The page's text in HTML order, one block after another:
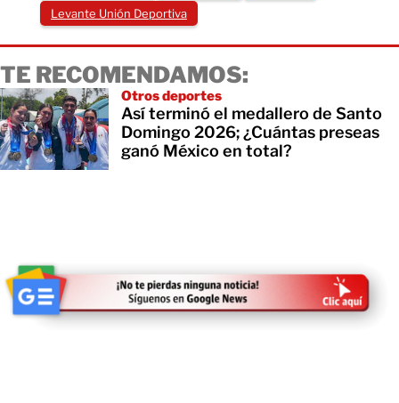
Levante Unión Deportiva
TE RECOMENDAMOS:
Otros deportes
Así terminó el medallero de Santo
Domingo 2026; ¿Cuántas preseas
ganó México en total?